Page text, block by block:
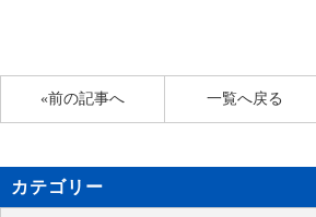
«前の記事へ 一覧へ戻る
カテゴリー